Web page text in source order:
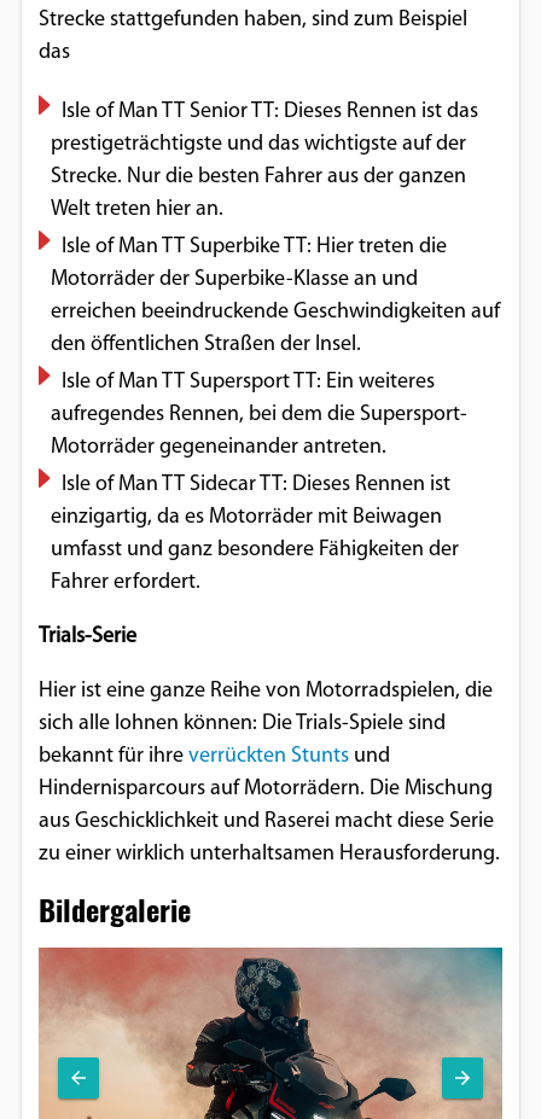
Strecke stattgefunden haben, sind zum Beispiel
das
Isle of Man TT Senior TT: Dieses Rennen ist das
prestigeträchtigste und das wichtigste auf der
Strecke. Nur die besten Fahrer aus der ganzen
Welt treten hier an.
Isle of Man TT Superbike TT: Hier treten die
Motorräder der Superbike-Klasse an und
erreichen beeindruckende Geschwindigkeiten auf
den öffentlichen Straßen der Insel.
Isle of Man TT Supersport TT: Ein weiteres
aufregendes Rennen, bei dem die Supersport-
Motorräder gegeneinander antreten.
Isle of Man TT Sidecar TT: Dieses Rennen ist
einzigartig, da es Motorräder mit Beiwagen
umfasst und ganz besondere Fähigkeiten der
Fahrer erfordert.
Trials-Serie
Hier ist eine ganze Reihe von Motorradspielen, die
sich alle lohnen können: Die Trials-Spiele sind
bekannt für ihre verrückten Stuntsund
Hindernisparcours auf Motorrädern. Die Mischung
aus Geschicklichkeit und Raserei macht diese Serie
zu einer wirklich unterhaltsamen Herausforderung.
Bildergalerie